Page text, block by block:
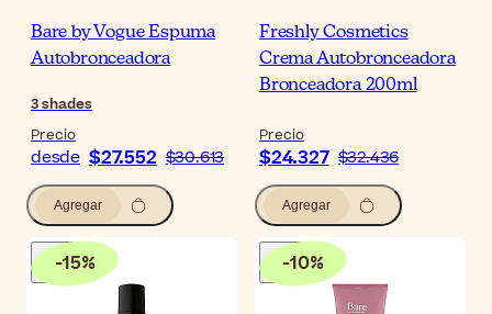
Bare by Vogue Espuma
Autobronceadora
3shades
Precio
desde $27.552 $30.613
Agregar
Freshly Cosmetics
Crema Autobronceadora
Bronceadora 200ml
Precio
$24.327 $32.436
Agregar
-15% -10%